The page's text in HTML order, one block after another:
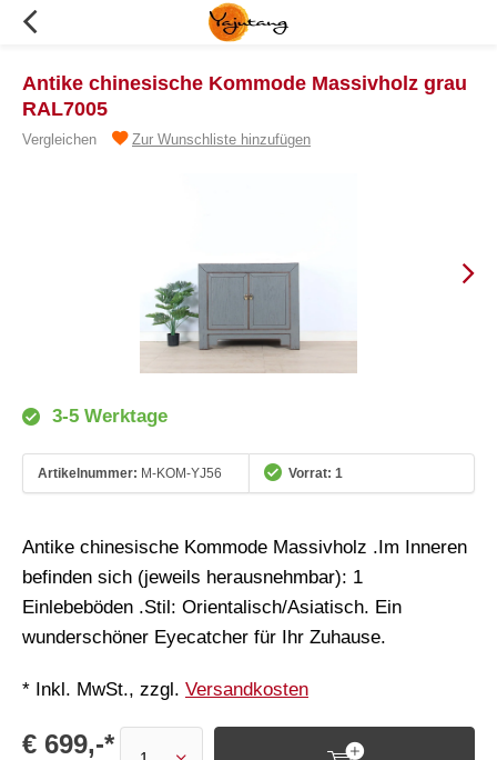
Antike chinesische Kommode Massivholz grau
RAL7005
Vergleichen Zur Wunschliste hinzufügen
3-5 Werktage
Artikelnummer: M-KOM-YJ56 Vorrat: 1
Antike chinesische Kommode Massivholz .Im Inneren
befinden sich (jeweils herausnehmbar): 1
Einlebeböden .Stil: Orientalisch/Asiatisch. Ein
wunderschöner Eyecatcher für Ihr Zuhause.
* Inkl. MwSt., zzgl. Versandkosten
€ 699,-*